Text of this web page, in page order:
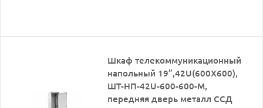
Шкаф телекоммуникационный
напольный 19”,42U(600X600),
ШТ-НП-42U-600-600-М,
передняя дверь металл ССД